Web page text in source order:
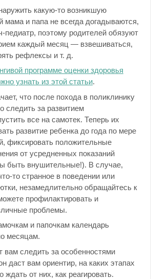
какую-то возникшую
мама и папа не всегда догадываются,
педиатр, поэтому родителей обязуют
каждый месяц — взвешиваться,
рефлексы и т. д.
программе оценки здоровья
узнать из этой статьи.
что после похода в поликлинику
следить за развитием
все на самотек. Теперь их
развитие ребенка до года по мере
фиксировать положительные
от усредненных показаний
быть внушительные!). В случае,
то странное в поведении или
незамедлительно обращайтесь к
профилактировать и
проблемы.
и папочкам календарь
месяцам.
вам следить за особенностями
даст вам ориентир, на каких этапах
ждать от них, как реагировать.